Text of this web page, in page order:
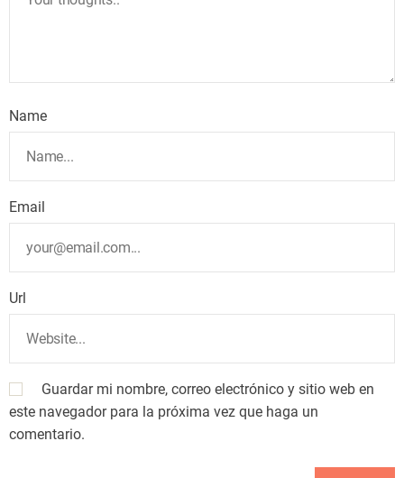
Name
Email
Url
Guardar mi nombre, correo electrónico y sitio web en
este navegador para la próxima vez que haga un
comentario.